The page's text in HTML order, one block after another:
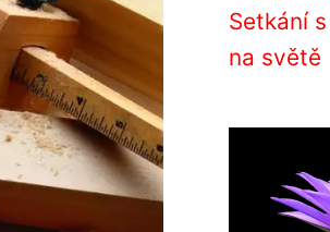
Setkání
na světě